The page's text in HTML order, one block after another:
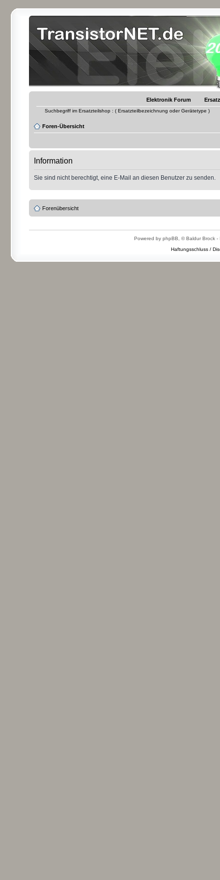
Elektronik Forum
Suchbegriff im Ersatzteilshop : ( Ersatzteilbezeichnung oder Gerätetype )
Foren-Übersicht
Information
Sie sind nicht berechtigt, eine E-Mail an diesen Benutzer zu senden.
Forenübersicht
Powered by phpBB, © Baldur Brock -
Haftungsschluss /